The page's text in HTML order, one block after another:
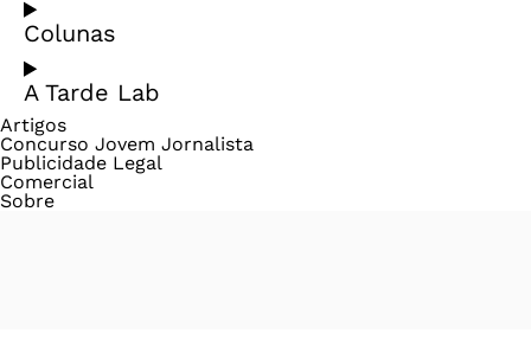
Colunas
A Tarde Lab
Artigos
Concurso Jovem Jornalista
Publicidade Legal
Comercial
Sobre